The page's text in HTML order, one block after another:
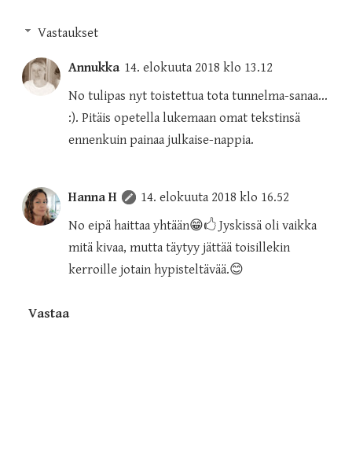
Vastaukset
Annukka 14. elokuuta 2018 klo 13.12
No tulipas nyt toistettua tota tunnelma-sanaa...
:). Pitäis opetella lukemaan omat tekstinsä
ennenkuin painaa julkaise-nappia.
Hanna H
14. elokuuta 2018 klo 16.52
No eipä haittaa yhtään😁🖒 Jyskissä oli vaikka
mitä kivaa, mutta täytyy jättää toisillekin
kerroille jotain hypisteltävää.😊
Vastaa